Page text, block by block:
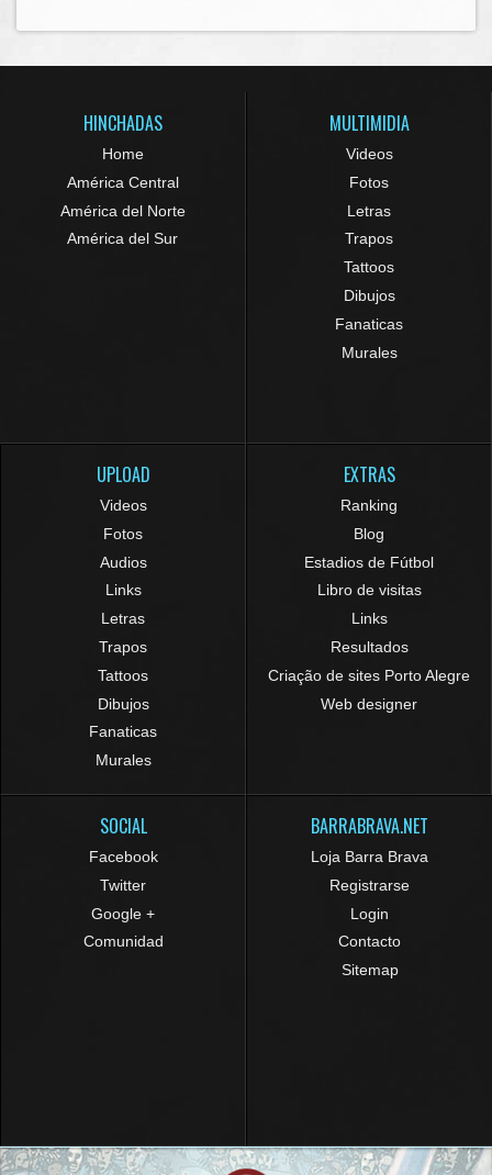
HINCHADAS
Home
América Central
América del Norte
América del Sur
MULTIMIDIA
Videos
Fotos
Letras
Trapos
Tattoos
Dibujos
Fanaticas
Murales
UPLOAD
Videos
Fotos
Audios
Links
Letras
Trapos
Tattoos
Dibujos
Fanaticas
Murales
EXTRAS
Ranking
Blog
Estadios de Fútbol
Libro de visitas
Links
Resultados
Criação de sites Porto Alegre
Web designer
SOCIAL
Facebook
Twitter
Google +
Comunidad
BARRABRAVA.NET
Loja Barra Brava
Registrarse
Login
Contacto
Sitemap